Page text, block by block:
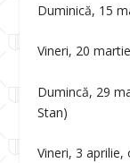
Duminică, 15
Vineri, 20
Dumincă, 29
Stan)
Vineri, 3 aprilie,